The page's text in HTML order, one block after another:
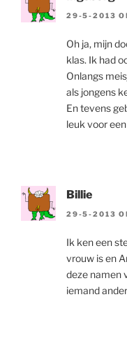
29-5-2013
Oh ja, mijn
klas. Ik had
Onlangs
als jongens
En tevens
leuk voor
Billie
29-5-2013
Ik ken een
vrouw is en
deze namen
iemand